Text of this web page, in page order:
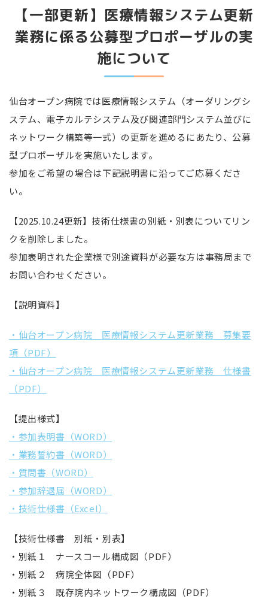
【一部更新】医療情報システム更新
業務に係る公募型プロポーザルの実
施について
仙台オープン病院では医療情報システム（オーダリングシ
ステム、電子カルテシステム及び関連部門システム並びに
ネットワーク構築等一式）の更新を進めるにあたり、公募
型プロポーザルを実施いたします。
参加をご希望の場合は下記説明書に沿ってご応募くださ
い。
【2025.10.24更新】技術仕様書の別紙・別表についてリン
クを削除しました。
参加表明された企業様で別途資料が必要な方は事務局まで
お問い合わせください。
【説明資料】
・仙台オープン病院 医療情報システム更新業務 募集要
項（PDF）
・仙台オープン病院 医療情報システム更新業務 仕様書
（PDF）
【提出様式】
・参加表明書（WORD）
・業務誓約書（WORD）
・質問書（WORD）
・参加辞退届（WORD）
・技術仕様書（Excel）
【技術仕様書 別紙・別表】
・別紙１ ナースコール構成図（PDF）
・別紙２ 病院全体図（PDF）
・別紙３ 既存院内ネットワーク構成図（PDF）